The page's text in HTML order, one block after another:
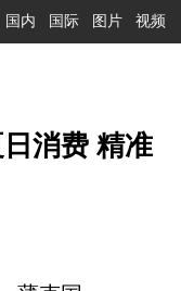
国内 国际 图片 视频
消费 精准